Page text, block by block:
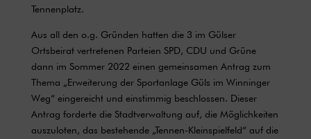
Tennenplatz.
Aus all den o.g. Gründen hatten die 3 im Gülser
Ortsbeirat vertretenen Parteien SPD, CDU und Grüne
dann im Sommer 2022 einen gemeinsamen Antrag zum
Thema „Erweiterung der Sportanlage Güls im Winninger
Weg“ eingereicht und einstimmig beschlossen. Dieser
Antrag forderte die Stadtverwaltung auf, die Möglichkeiten
auszuloten, das bestehende „Tennen-Kleinspielfeld“ auf die